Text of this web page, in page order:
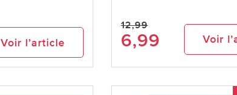
Voir l’article
12,99
6,99 Voir